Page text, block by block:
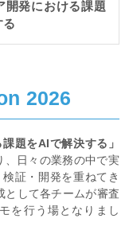
開発における課題
る
2026
題をAIで解決する」
、日々の業務の中で実
証・開発を重ねてき
として各チームが審査
を行う場となりまし